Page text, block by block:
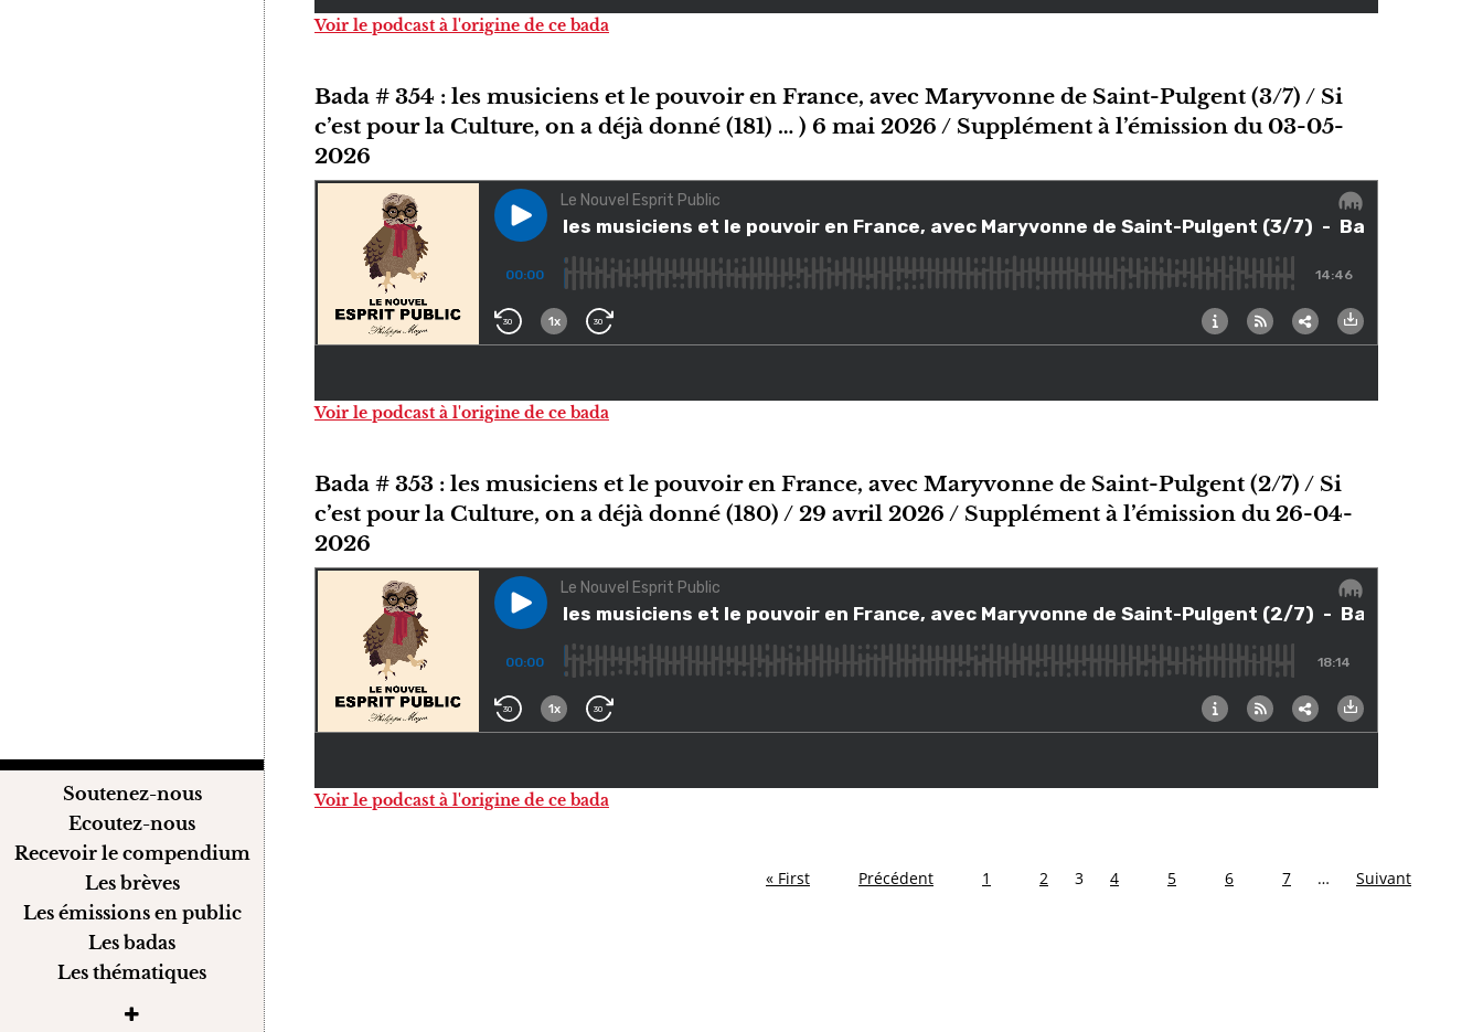
Soutenez-nous
Ecoutez-nous
Recevoir le compendium
Les brèves
Les émissions en public
Les badas
Les thématiques
Voir le podcast à l'origine de ce bada
Bada # 354 : les musiciens et le pouvoir en France, avec Maryvonne de Saint-Pulgent (3/7) / Si
c’est pour la Culture, on a déjà donné (181) … ) 6 mai 2026 / Supplément à l’émission du 03-05-
2026
Voir le podcast à l'origine de ce bada
Bada # 353 : les musiciens et le pouvoir en France, avec Maryvonne de Saint-Pulgent (2/7) / Si
c’est pour la Culture, on a déjà donné (180) / 29 avril 2026 / Supplément à l’émission du 26-04-
2026
Voir le podcast à l'origine de ce bada
« First Précédent 1 2 3 4 5 6 7 … Suivant